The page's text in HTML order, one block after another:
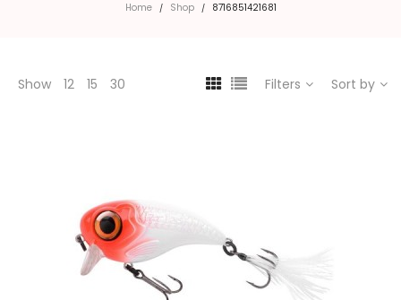
Home / Shop / 8716851421681
Show 12 15 30 Filters Sort by